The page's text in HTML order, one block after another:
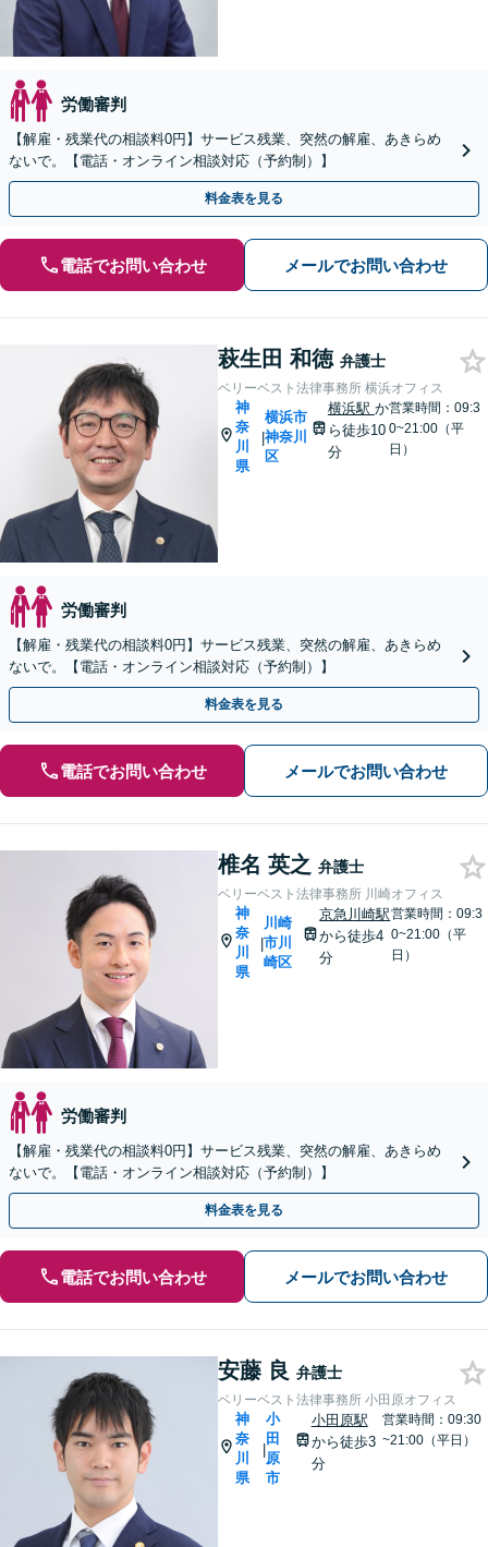
労働審判
【解雇・残業代の相談料0円】サービス残業、突然の解雇、あきらめ
ないで。【電話・オンライン相談対応（予約制）】
料金表を見る
電話でお問い合わせ メールでお問い合わせ
萩生田 和徳 弁護士
ベリーベスト法律事務所 横浜オフィス
神
奈
川
県
|
横浜市
神奈川
区
横浜駅 か
ら徒歩10
分
営業時間：09:3
0~21:00（平
日）
労働審判
【解雇・残業代の相談料0円】サービス残業、突然の解雇、あきらめ
ないで。【電話・オンライン相談対応（予約制）】
料金表を見る
電話でお問い合わせ メールでお問い合わせ
椎名 英之 弁護士
ベリーベスト法律事務所 川崎オフィス
神
奈
川
県
|
川崎
市川
崎区
京急川崎駅
から徒歩4
分
営業時間：09:3
0~21:00（平
日）
労働審判
【解雇・残業代の相談料0円】サービス残業、突然の解雇、あきらめ
ないで。【電話・オンライン相談対応（予約制）】
料金表を見る
電話でお問い合わせ メールでお問い合わせ
安藤 良 弁護士
ベリーベスト法律事務所 小田原オフィス
神
奈
川
県
|
小
田
原
市
小田原駅
から徒歩3
分
営業時間：09:30
~21:00（平日）